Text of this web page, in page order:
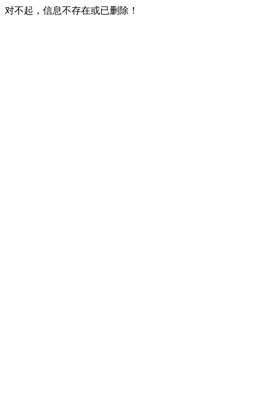
对不起，信息不存在或已删除！